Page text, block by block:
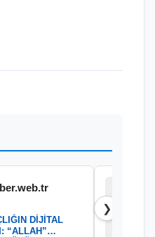
DİJİTAL
“ALLAH”
❯